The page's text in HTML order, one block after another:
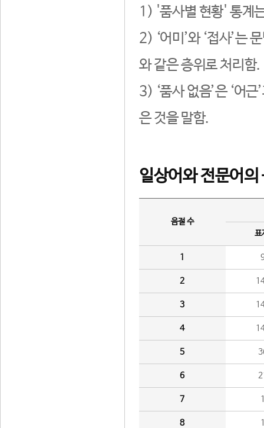
1) '품사별 현황' 통계
2) ‘어미’와 ‘접사’는
와 같은 층위로 처리함.
3) ‘품사 없음’은 ‘어
은 것을 말함.
일상어와 전문어의
음절 수
표
1
2
3
4
5
6
7
8